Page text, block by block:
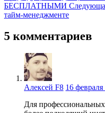
БЕСПЛАТНЫМИ
тайм-менеджменте
5 комментариев
Алексей F8 16
Для